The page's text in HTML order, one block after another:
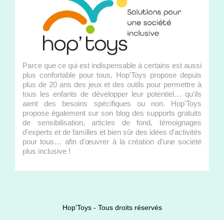
Parce que ce qui est indispensable à certains est aussi
plus confortable pour tous, Hop'Toys propose depuis
plus de 20 ans des jeux et des outils pour permettre à
tous les enfants de développer leur potentiel… qu'ils
aient des besoins spécifiques ou non. Hop'Toys
propose également sur son blog des supports gratuits
de sensibilisation, articles de fond, témoignages
d'experts et de familles et bien sûr des idées d'activités
pour tous… afin d'œuvrer à la création d'une société
plus inclusive !
Hop'Toys - Tous droits réservés